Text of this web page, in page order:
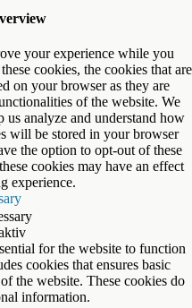
your experience while you
cookies, the cookies that are
on your browser as they are
of the website. We
us analyze and understand how
will be stored in your browser
the option to opt-out of these
cookies may have an effect
experience.
for the website to function
cookies that ensures basic
the website. These cookies do
information.